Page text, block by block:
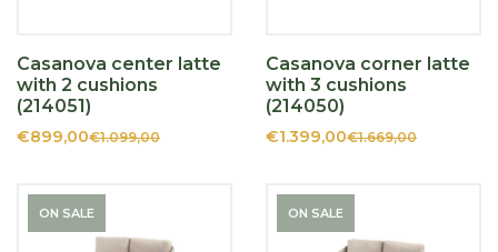
Casanova center latte
with 2 cushions
(214051)
€899,00€1.099,00
Casanova corner latte
with 3 cushions
(214050)
€1.399,00€1.669,00
ON SALE ON SALE